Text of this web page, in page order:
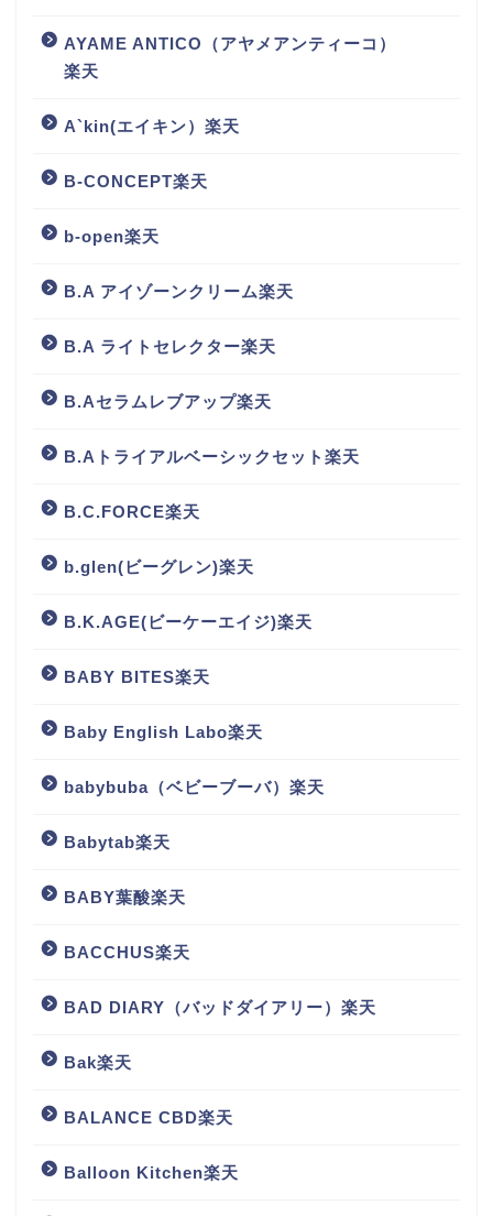
AYAME ANTICO（アヤメアンティーコ）
楽天
A`kin(エイキン）楽天
B-CONCEPT楽天
b-open楽天
B.A アイゾーンクリーム楽天
B.A ライトセレクター楽天
B.Aセラムレブアップ楽天
B.Aトライアルベーシックセット楽天
B.C.FORCE楽天
b.glen(ビーグレン)楽天
B.K.AGE(ビーケーエイジ)楽天
BABY BITES楽天
Baby English Labo楽天
babybuba（ベビーブーバ）楽天
Babytab楽天
BABY葉酸楽天
BACCHUS楽天
BAD DIARY（バッドダイアリー）楽天
Bak楽天
BALANCE CBD楽天
Balloon Kitchen楽天